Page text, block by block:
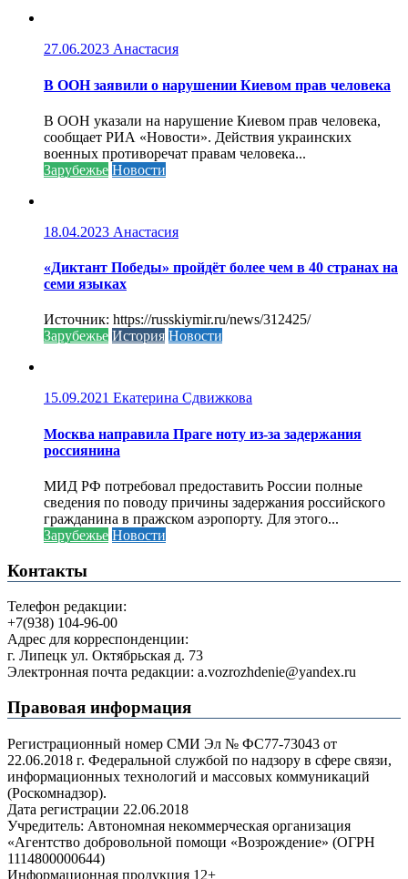
27.06.2023 Анастасия
В ООН заявили о нарушении Киевом прав человека
В ООН указали на нарушение Киевом прав человека,
сообщает РИА «Новости». Действия украинских
военных противоречат правам человека...
Зарубежье Новости
18.04.2023 Анастасия
«Диктант Победы» пройдёт более чем в 40 странах на
семи языках
Источник: https://russkiymir.ru/news/312425/
Зарубежье История Новости
15.09.2021 Екатерина Сдвижкова
Москва направила Праге ноту из-за задержания
россиянина
МИД РФ потребовал предоставить России полные
сведения по поводу причины задержания российского
гражданина в пражском аэропорту. Для этого...
Зарубежье Новости
Контакты
Телефон редакции:
+7(938) 104-96-00
Адрес для корреспонденции:
г. Липецк ул. Октябрьская д. 73
Электронная почта редакции: a.vozrozhdenie@yandex.ru
Правовая информация
Регистрационный номер СМИ Эл № ФС77-73043 от
22.06.2018 г. Федеральной службой по надзору в сфере связи,
информационных технологий и массовых коммуникаций
(Роскомнадзор).
Дата регистрации 22.06.2018
Учредитель: Автономная некоммерческая организация
«Агентство добровольной помощи «Возрождение» (ОГРН
1114800000644)
Информационная продукция 12+